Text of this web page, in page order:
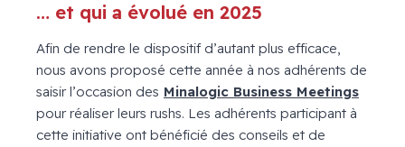
… et qui a évolué en 2025
Afin de rendre le dispositif d’autant plus efficace,
nous avons proposé cette année à nos adhérents de
saisir l’occasion des Minalogic Business Meetings
pour réaliser leurs rushs. Les adhérents participant à
cette initiative ont bénéficié des conseils et de